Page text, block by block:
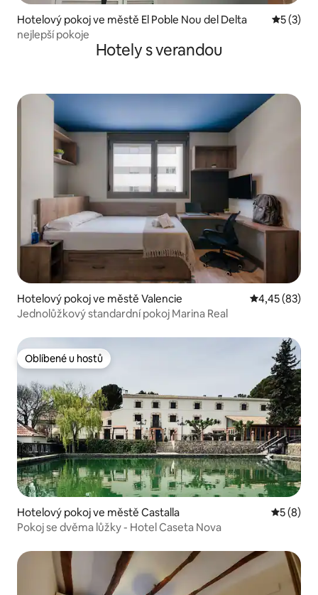
Hotelový pokoj ve městě El Poble Nou del Delta
5 (3)
nejlepší pokoje
Hotely s verandou
Hotelový pokoj ve městě Valencie Průměrné
4,45 (83)
Jednolůžkový standardní pokoj Marina Real
Oblíbené u hostů
Oblíbené u hostů
Hotelový pokoj ve městě Castalla
5 (8)
Pokoj se dvěma lůžky - Hotel Caseta Nova